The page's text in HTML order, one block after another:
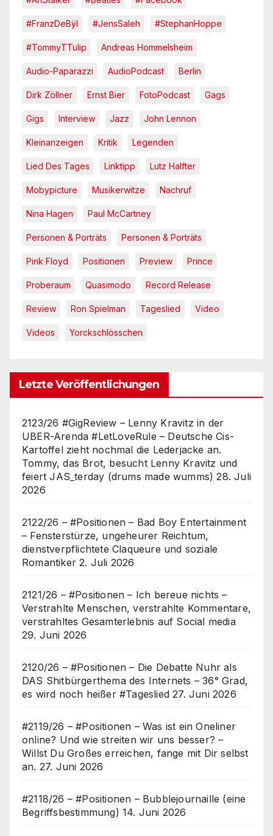
#FranzDeBÿl #JensSaleh #StephanHoppe
#TommyTTulip Andreas Hommelsheim
Audio-Paparazzi AudioPodcast Berlin
Dirk Zöllner Ernst Bier FotoPodcast Gags
Gigs Interview Jazz John Lennon
Kleinanzeigen Kritik Legenden
Lied Des Tages Linktipp Lutz Halfter
Mobypicture Musikerwitze Nachruf
Nina Hagen Paul McCartney
Personen & Porträts Personen & Porträts
Pink Floyd Positionen Preview Prince
Proberaum Quasimodo Record Release
Review Ron Spielman Tageslied Video
Videos Yorckschlösschen
Letzte Veröffentlichungen
2123/26 #GigReview – Lenny Kravitz in der
UBER-Arenda #LetLoveRule – Deutsche Cis-
Kartoffel zieht nochmal die Lederjacke an.
Tommy, das Brot, besucht Lenny Kravitz und
feiert JAS_terday (drums made wumms) 28. Juli
2026
2122/26 – #Positionen – Bad Boy Entertainment
– Fensterstürze, ungeheurer Reichtum,
dienstverpflichtete Claqueure und soziale
Romantiker 2. Juli 2026
2121/26 – #Positionen – Ich bereue nichts –
Verstrahlte Menschen, verstrahlte Kommentare,
verstrahltes Gesamterlebnis auf Social media
29. Juni 2026
2120/26 – #Positionen – Die Debatte Nuhr als
DAS Shitbürgerthema des Internets – 36° Grad,
es wird noch heißer #Tageslied 27. Juni 2026
#2119/26 – #Positionen – Was ist ein Oneliner
online? Und wie streiten wir uns besser? –
Willst Du Großes erreichen, fange mit Dir selbst
an. 27. Juni 2026
#2118/26 – #Positionen – Bubblejournaille (eine
Begriffsbestimmung) 14. Juni 2026